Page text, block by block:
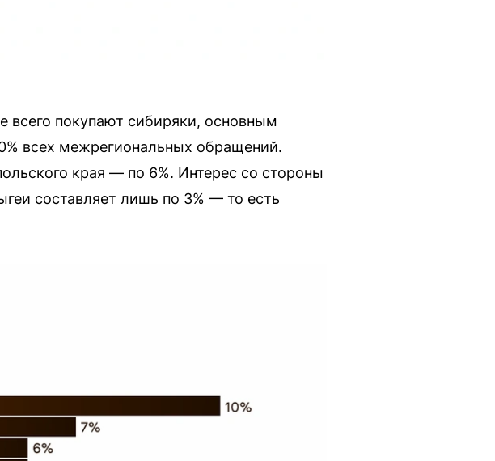
всего покупают сибиряки, основным
всех межрегиональных обращений.
края — по 6%. Интерес со стороны
составляет лишь по 3% — то есть